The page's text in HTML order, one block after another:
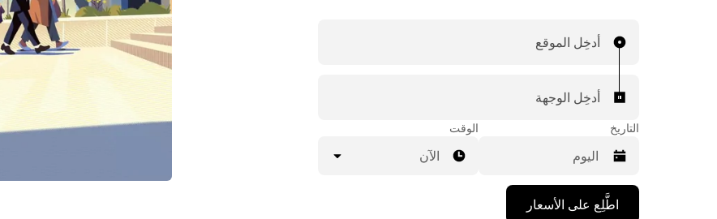
أدخِل الموقع
أدخِل الوجهة
التاريخ
اضغط
على
الوقت
الآن
اطَّلِع على الأسعار